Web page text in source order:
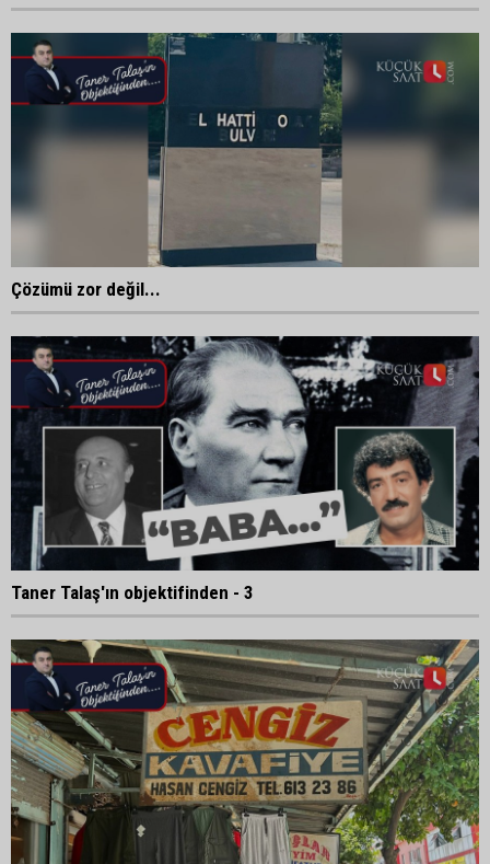
Çözümü zor değil...
Taner Talaş'ın objektifinden - 3